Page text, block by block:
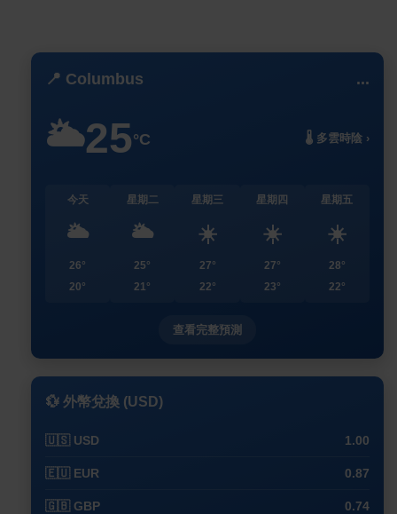
📍 Columbus ...
🌥️25°C 🌡️ 多雲時陰 ›
今天
🌥️
26°
20°
星期二
🌥️
25°
21°
星期三
☀️
27°
22°
星期四
☀️
27°
23°
星期五
☀️
28°
22°
查看完整預測
💱 外幣兌換 (USD)
🇺🇸 USD 1.00
🇪🇺 EUR 0.87
🇬🇧 GBP 0.74